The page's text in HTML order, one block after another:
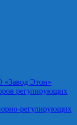
«Завод Этон»
регулирующих
регулирующих